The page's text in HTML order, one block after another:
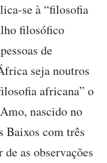
se à “filosofia
filosófico
de
seja noutros
africana” o
nascido no
Baixos com três
as observações